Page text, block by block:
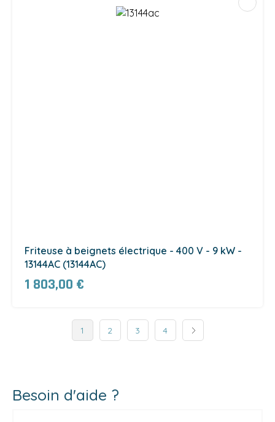
Friteuse à beignets électrique - 400 V - 9 kW -
13144AC (13144AC)
1 803,00 €
1 2 3 4
Besoin d'aide ?